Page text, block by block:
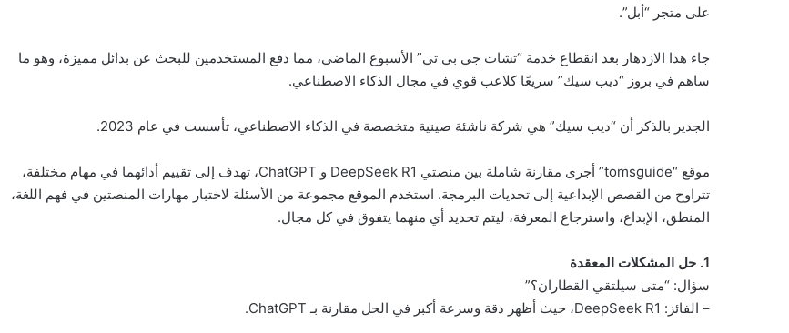
على متجر “أبل”.
جاء هذا الازدهار بعد انقطاع خدمة “تشات جي بي تي” الأسبوع الماضي، مما دفع المستخدمين للبحث عن بدائل مميزة، وهو ما
ساهم في بروز “ديب سيك” سريعًا كلاعب قوي في مجال الذكاء الاصطناعي.
الجدير بالذكر أن “ديب سيك” هي شركة ناشئة صينية متخصصة في الذكاء الاصطناعي، تأسست في عام 2023.
موقع “tomsguide” أجرى مقارنة شاملة بين منصتي DeepSeek R1 و ChatGPT، تهدف إلى تقييم أدائهما في مهام مختلفة،
تتراوح من القصص الإبداعية إلى تحديات البرمجة. استخدم الموقع مجموعة من الأسئلة لاختبار مهارات المنصتين في فهم اللغة،
المنطق، الإبداع، واسترجاع المعرفة، ليتم تحديد أي منهما يتفوق في كل مجال.
1. حل المشكلات المعقدة
سؤال: “متى سيلتقي القطاران؟”
– الفائز: DeepSeek R1، حيث أظهر دقة وسرعة أكبر في الحل مقارنة بـ ChatGPT.